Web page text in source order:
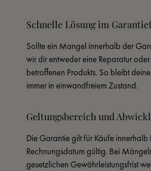
Schnelle Lösung im
Sollte ein Mangel innerhalb der
wir dir entweder eine Reparatur
betroffenen Produkts. So bleibt
immer in einwandfreiem Zustand.
Geltungsbereich und
Die Garantie gilt für Käufe innerhalb
Rechnungsdatum gültig. Bei
gesetzlichen Gewährleistungsfrist